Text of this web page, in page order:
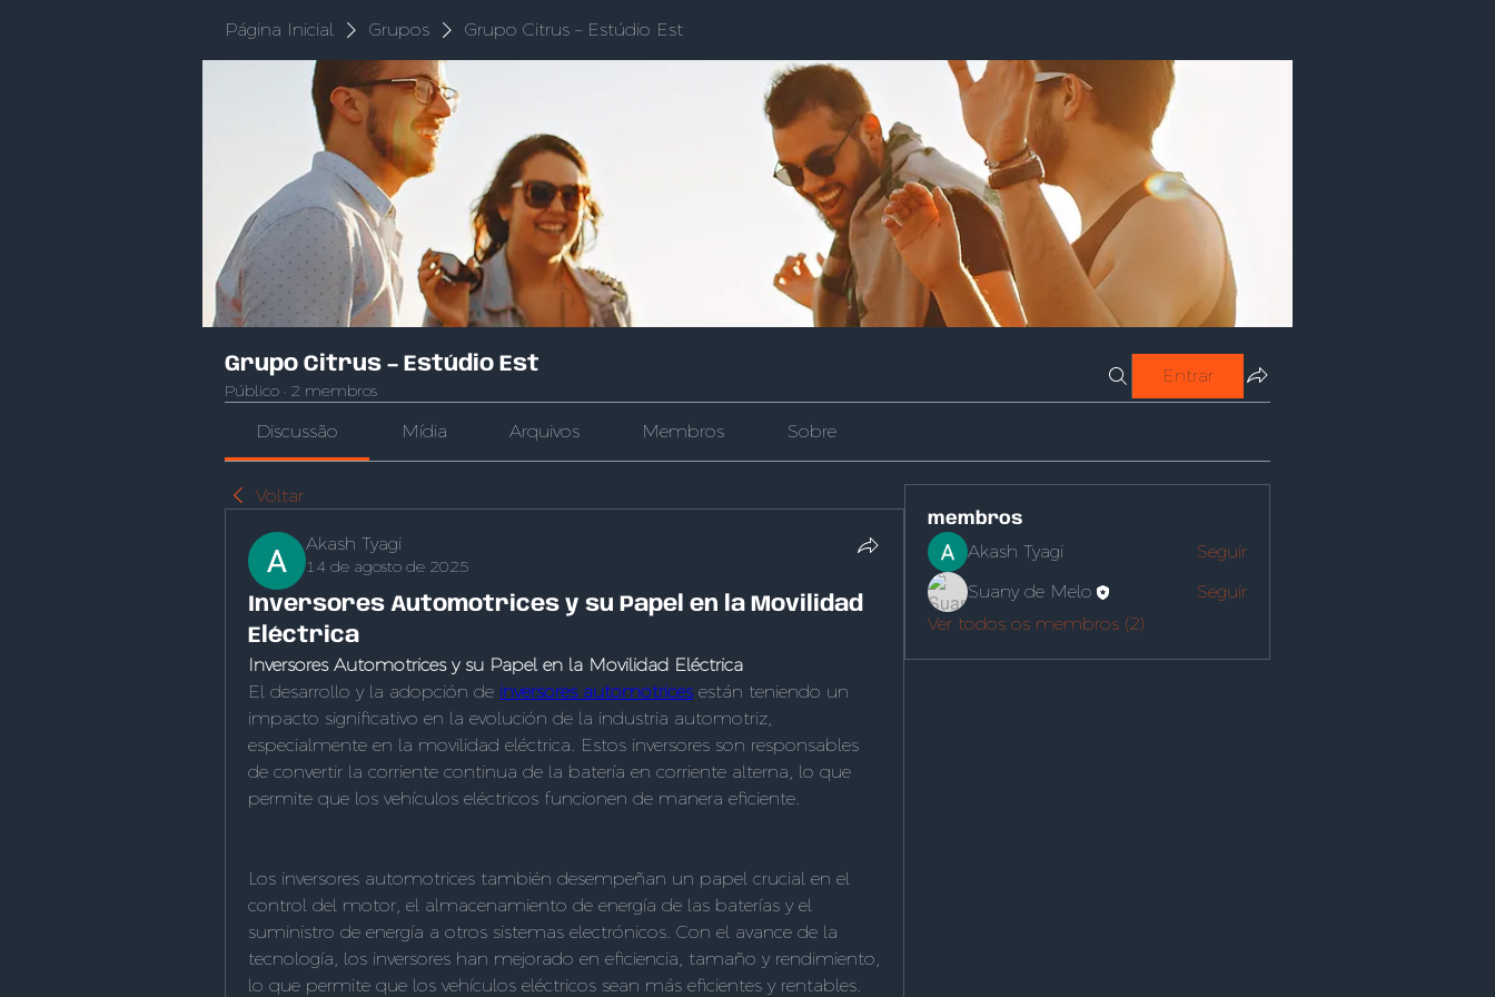
Página Inicial Grupos Grupo Citrus – Estúdio Est
Grupo Citrus – Estúdio Est
Público · 2 membros
Entrar
Discussão Mídia Arquivos Membros Sobre
Voltar
Akash Tyagi
14 de agosto de 2025
Inversores Automotrices y su Papel en la Movilidad
Eléctrica
Inversores Automotrices y su Papel en la Movilidad Eléctrica
El desarrollo y la adopción de inversores automotrices están teniendo un
impacto significativo en la evolución de la industria automotriz,
especialmente en la movilidad eléctrica. Estos inversores son responsables
de convertir la corriente continua de la batería en corriente alterna, lo que
permite que los vehículos eléctricos funcionen de manera eficiente.
Los inversores automotrices también desempeñan un papel crucial en el
control del motor, el almacenamiento de energía de las baterías y el
suministro de energía a otros sistemas electrónicos. Con el avance de la
tecnología, los inversores han mejorado en eficiencia, tamaño y rendimiento,
lo que permite que los vehículos eléctricos sean más eficientes y rentables.
membros
Akash Tyagi
Seguir
Suany de Melo
Seguir
Ver todos os membros (2)